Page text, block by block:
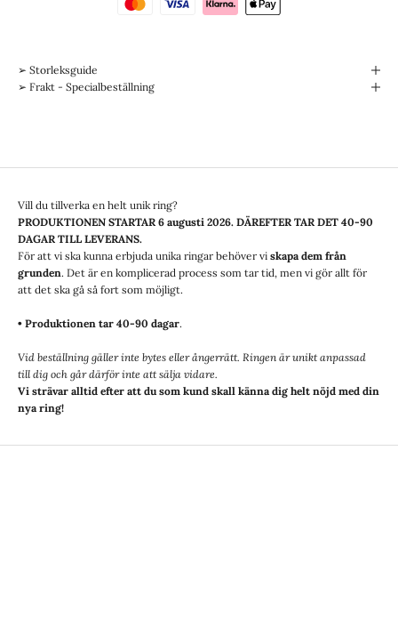
➢ Storleksguide
➢ Frakt - Specialbeställning
Vill du tillverka en helt unik ring?
PRODUKTIONEN STARTAR 6 augusti 2026. DÄREFTER TAR DET 40-90
DAGAR TILL LEVERANS.
För att vi ska kunna erbjuda unika ringar behöver vi skapa dem från
grunden. Det är en komplicerad process som tar tid, men vi gör allt för
att det ska gå så fort som möjligt.
• Produktionen tar 40-90 dagar.
Vid beställning gäller inte bytes eller ångerrätt. Ringen är unikt anpassad
till dig och går därför inte att sälja vidare.
Vi strävar alltid efter att du som kund skall känna dig helt nöjd med din
nya ring!